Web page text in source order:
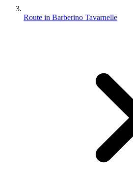
Route in Barberino Tavarnelle